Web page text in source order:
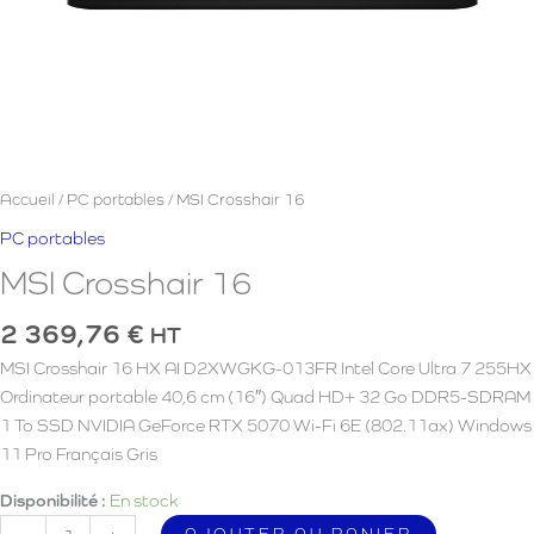
Accueil / PC portables / MSI Crosshair 16
PC portables
MSI Crosshair 16
2 369,76 € HT
MSI Crosshair 16 HX AI D2XWGKG-013FR Intel Core Ultra 7 255HX
Ordinateur portable 40,6 cm (16″) Quad HD+ 32 Go DDR5-SDRAM
1 To SSD NVIDIA GeForce RTX 5070 Wi-Fi 6E (802.11ax) Windows
11 Pro Français Gris
Disponibilité : En stock
quantité